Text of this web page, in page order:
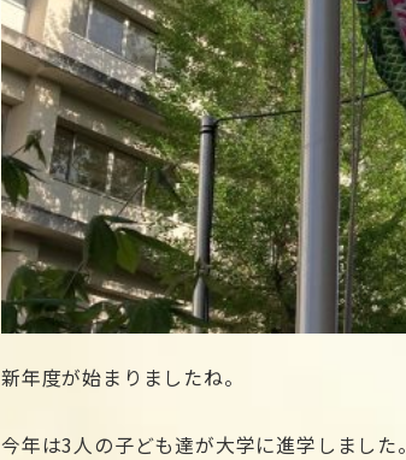
新年度が始まりましたね。
今年は3人の子ども達が大学に進学しました。